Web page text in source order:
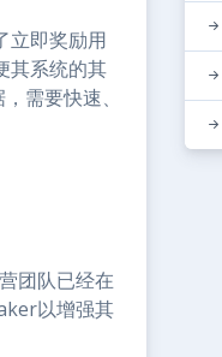
立即奖励用
其系统的其
需要快速、
团队已经在
以增强其